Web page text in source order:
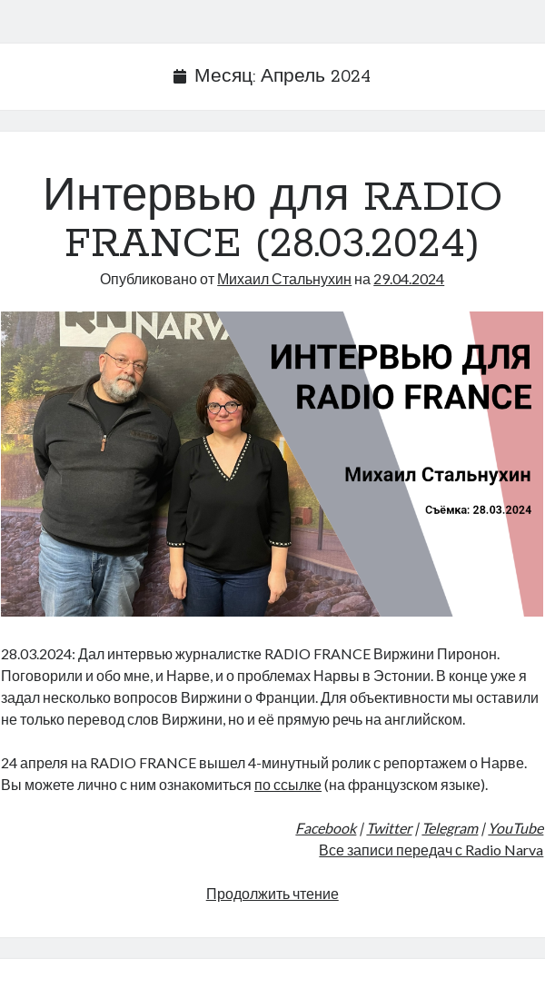
Месяц:Апрель 2024
Интервью для RADIO
FRANCE (28.03.2024)
Опубликовано от Михаил Стальнухин на 29.04.2024
28.03.2024: Дал интервью журналистке RADIO FRANCE Виржини Пиронон.
Поговорили и обо мне, и Нарве, и о проблемах Нарвы в Эстонии. В конце уже я
задал несколько вопросов Виржини о Франции. Для объективности мы оставили
не только перевод слов Виржини, но и её прямую речь на английском.
24 апреля на RADIO FRANCE вышел 4-минутный ролик с репортажем о Нарве.
Вы можете лично с ним ознакомиться по ссылке(на французском языке).
Facebook| Twitter| Telegram| YouTube
Все записи передач с Radio Narva
Продолжить чтениеИнтервью